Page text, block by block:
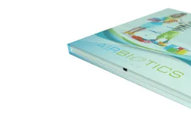
POLICY